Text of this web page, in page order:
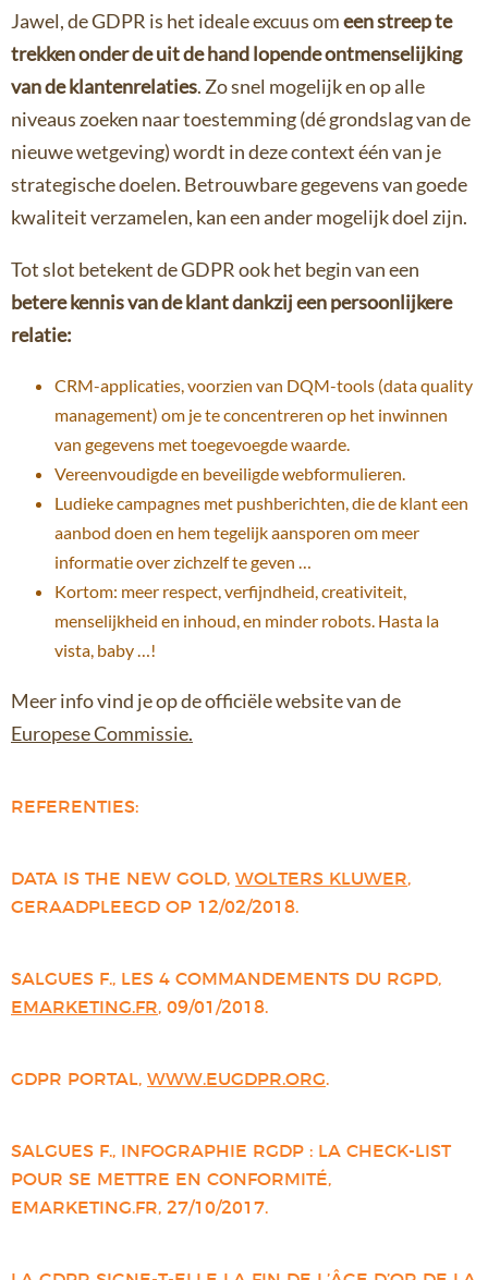
Jawel, de GDPR is het ideale excuus omeen streep te
trekken onder de uit de hand lopende ontmenselijking
van de klantenrelaties. Zo snel mogelijk en op alle
niveaus zoeken naar toestemming (dé grondslag van de
nieuwe wetgeving) wordt in deze context één van je
strategische doelen. Betrouwbare gegevens van goede
kwaliteit verzamelen, kan een ander mogelijk doel zijn.
Tot slot betekent de GDPR ook het begin van een
betere kennis van de klant dankzij een persoonlijkere
relatie:
CRM-applicaties, voorzien van DQM-tools (data quality
management) om je te concentreren op het inwinnen
van gegevens met toegevoegde waarde.
Vereenvoudigde en beveiligde webformulieren.
Ludieke campagnes met pushberichten, die de klant een
aanbod doen en hem tegelijk aansporen om meer
informatie over zichzelf te geven …
Kortom: meer respect, verfijndheid, creativiteit,
menselijkheid en inhoud, en minder robots. Hasta la
vista, baby …!
Meer info vind je op de officiële website van de
Europese Commissie.
REFERENTIES:
DATA IS THE NEW GOLD, WOLTERS KLUWER,
GERAADPLEEGD OP 12/02/2018.
SALGUES F., LES 4 COMMANDEMENTS DU RGPD,
EMARKETING.FR, 09/01/2018.
GDPR PORTAL, WWW.EUGDPR.ORG.
SALGUES F., INFOGRAPHIE RGDP : LA CHECK-LIST
POUR SE METTRE EN CONFORMITÉ,
EMARKETING.FR, 27/10/2017.